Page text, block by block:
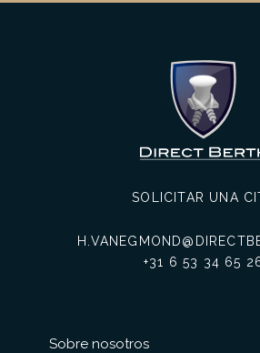
Sobre nosotros
SOLICITAR UNA
+31 6 53 34 65